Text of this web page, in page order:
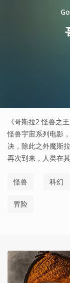
《哥斯拉2 怪兽之
怪兽宇宙系列电影
决，除此之外魔斯
再次到来，人类在
怪兽 科幻
冒险